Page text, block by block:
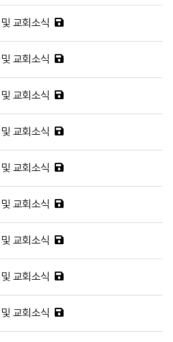
교회소식
교회소식
교회소식
교회소식
교회소식
교회소식
교회소식
교회소식
교회소식